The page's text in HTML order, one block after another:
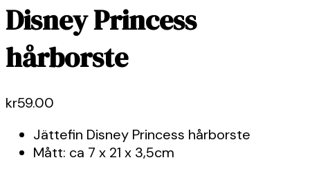
Disney Princess
hårborste
kr59.00
Jättefin Disney Princess hårborste
Mått: ca 7 x 21 x 3,5cm